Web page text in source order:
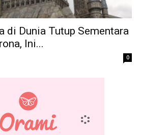
di Dunia Tutup Sementara
Ini...
0